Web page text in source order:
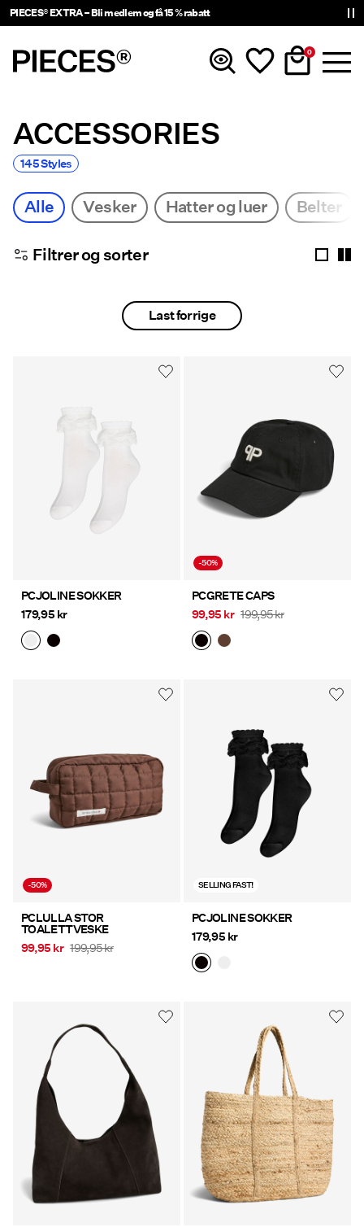
PIECES® EXTRA – Bli medlem og få 15 % rabatt
0
Nyheter
Klær
Shop The Look
PIECES® EXTRA
Norge
ACCESSORIES
145 Styles
Alle Vesker Hatter og luer Belter
Filtrer og sorter
Last forrige
PCJOLINE SOKKER
179,95 kr
-50%
PCGRETE CAPS
99,95 kr 199,95 kr
-50%
PCLULLA STOR
TOALETTVESKE
99,95 kr 199,95 kr
SELLING FAST!
PCJOLINE SOKKER
179,95 kr